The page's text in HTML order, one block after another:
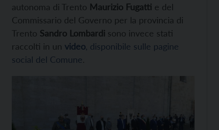
autonoma di Trento Maurizio Fugatti e del
Commissario del Governo per la provincia di
Trento Sandro Lombardi sono invece stati
raccolti in un video, disponibile sulle pagine
social del Comune.